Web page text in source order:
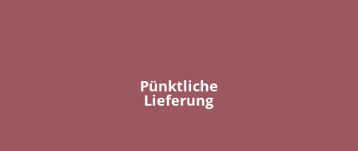
Pünktliche
Lieferung